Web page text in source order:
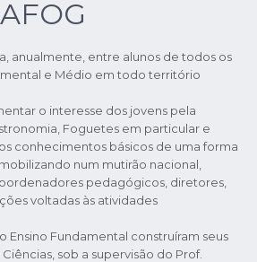
anualmente, entre alunos de todos os
e Médio em todo território
o interesse dos jovens pela
Foguetes em particular e
conhecimentos básicos de uma forma
num mutirão nacional,
pedagógicos, diretores,
voltadas às atividades
Ensino Fundamental construíram seus
sob a supervisão do Prof.